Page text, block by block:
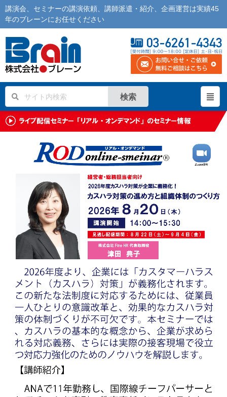
講演会 セミナーの講演依頼 講師派遣 ・紹介、企画運営は実績45
年のブレーンにお任せください
検索